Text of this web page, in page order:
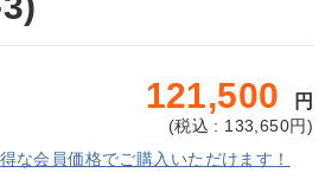
121,500 円
(税込 : 133,650円)
な会員価格でご購入いただけます！